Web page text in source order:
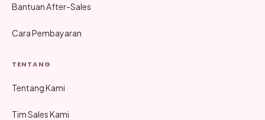
Bantuan After-Sales
Cara Pembayaran
TENTANG
Tentang Kami
Tim Sales Kami